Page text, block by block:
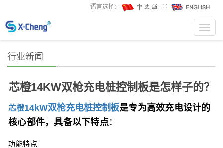
语言选择： ∷
行业新闻
芯橙14KW双枪充电桩控制板是怎样子的？
芯橙14kW双枪充电桩控制板是专为高效充电设计的
核心部件，具备以下特点：
功能特点